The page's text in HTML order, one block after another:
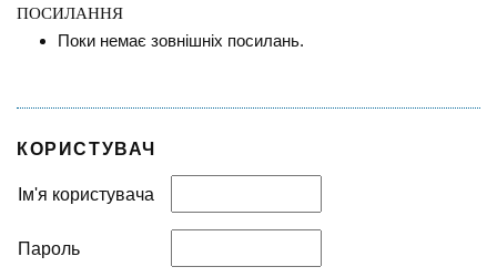
КОРИСТУВАЧ
Ім'я користувача
Пароль
ПОСИЛАННЯ
Поки немає зовнішніх посилань.